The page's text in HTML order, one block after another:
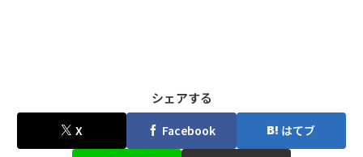
シェアする
X Facebook はてブ